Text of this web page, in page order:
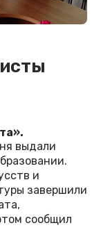
выдали
и
завершили
сообщил